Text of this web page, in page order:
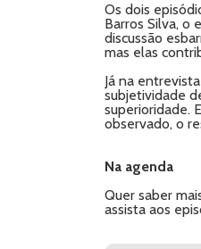
Os dois
Barros Silva, o
discussão
mas elas
Já na
subjetividade
superioridade.
observado, o
Na agenda
Quer saber
assista aos